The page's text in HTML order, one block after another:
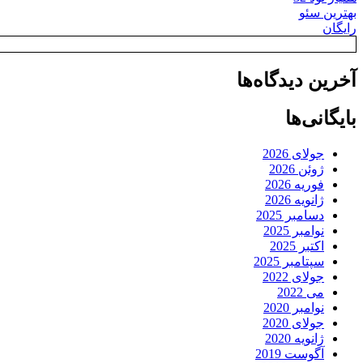
بهترین سئو
رایگان
آخرین دیدگاه‌ها
بایگانی‌ها
جولای 2026
ژوئن 2026
فوریه 2026
ژانویه 2026
دسامبر 2025
نوامبر 2025
اکتبر 2025
سپتامبر 2025
جولای 2022
می 2022
نوامبر 2020
جولای 2020
ژانویه 2020
آگوست 2019